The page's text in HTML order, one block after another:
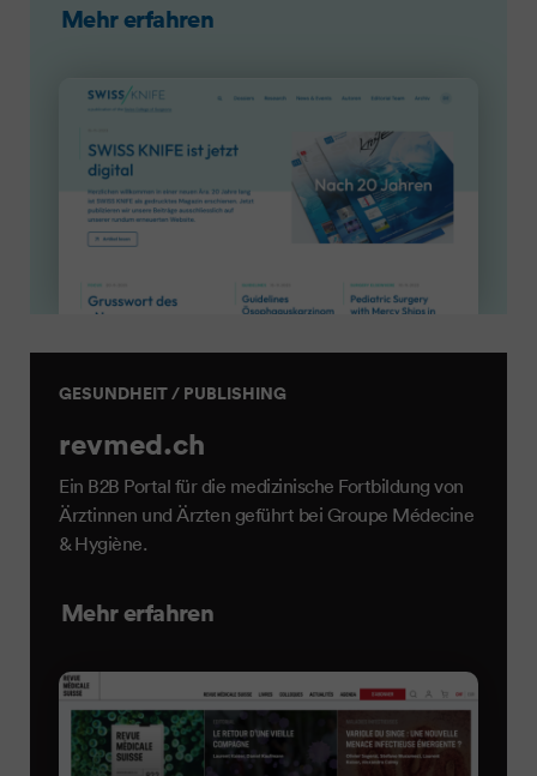
Mehr erfahren
GESUNDHEIT / PUBLISHING
revmed.ch
Ein B2B Portal für die medizinische Fortbildung von
Ärztinnen und Ärzten geführt bei Groupe Médecine
& Hygiène.
Mehr erfahren